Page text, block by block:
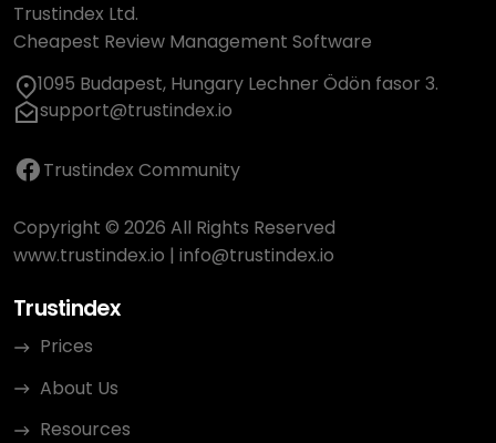
Trustindex Ltd.
Cheapest Review Management Software
1095 Budapest, Hungary Lechner Ödön fasor 3.
support@trustindex.io
Trustindex Community
Copyright © 2026 All Rights Reserved
www.trustindex.io | info@trustindex.io
Trustindex
Prices
About Us
Resources